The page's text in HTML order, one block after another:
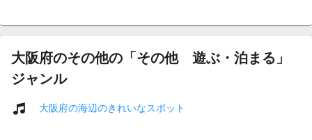
大阪府のその他の「その他 遊ぶ・泊まる」
ジャンル
大阪府の海辺のきれいなスポット